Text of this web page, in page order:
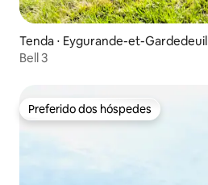
Tenda ⋅ Eygurande-et-Gardedeuil
Bell 3
Preferido dos hóspedes
Preferido dos hóspedes